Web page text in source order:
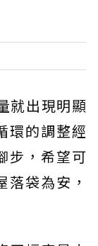
就出現明顯
環的調整經
步，希望可
袋為安，